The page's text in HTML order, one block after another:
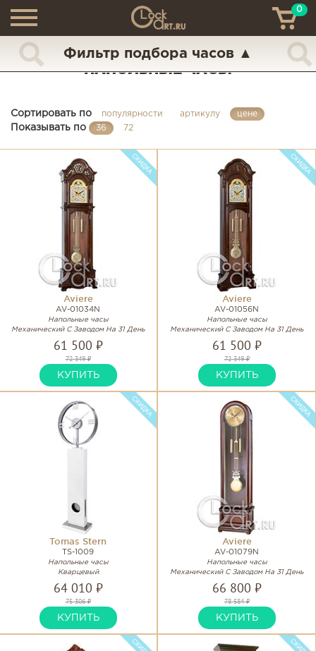
+7 (925) 517-68-49
ТН
0
Фильтр подбора часов ▲
НАПОЛЬНЫЕ ЧАСЫ
Сортировать по популярности артикулу цене
Показывать по 36 72
Aviere
AV-01034N
Напольные часы
Механический С Заводом На 31 День
61 500 ₽
72 349 ₽
КУПИТЬ
Aviere
AV-01056N
Напольные часы
Механический С Заводом На 31 День
61 500 ₽
72 349 ₽
КУПИТЬ
Tomas Stern
TS-1009
Напольные часы
Кварцевый
64 010 ₽
75 306 ₽
КУПИТЬ
Aviere
AV-01079N
Напольные часы
Механический С Заводом На 31 День
66 800 ₽
78 584 ₽
КУПИТЬ